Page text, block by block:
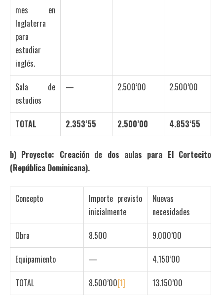
mes en
Inglaterra
para
estudiar
inglés.
Sala de
estudios
— 2.500’00 2.500’00
TOTAL 2.353’55 2.500’00 4.853‘55
b) Proyecto: Creación de dos aulas para El Cortecito
(República Dominicana).
Concepto
Importe previsto
inicialmente
Nuevas
necesidades
Obra
8.500
9.000’00
Equipamiento
—
4.150’00
TOTAL
8.500’00[1] 13.150’00